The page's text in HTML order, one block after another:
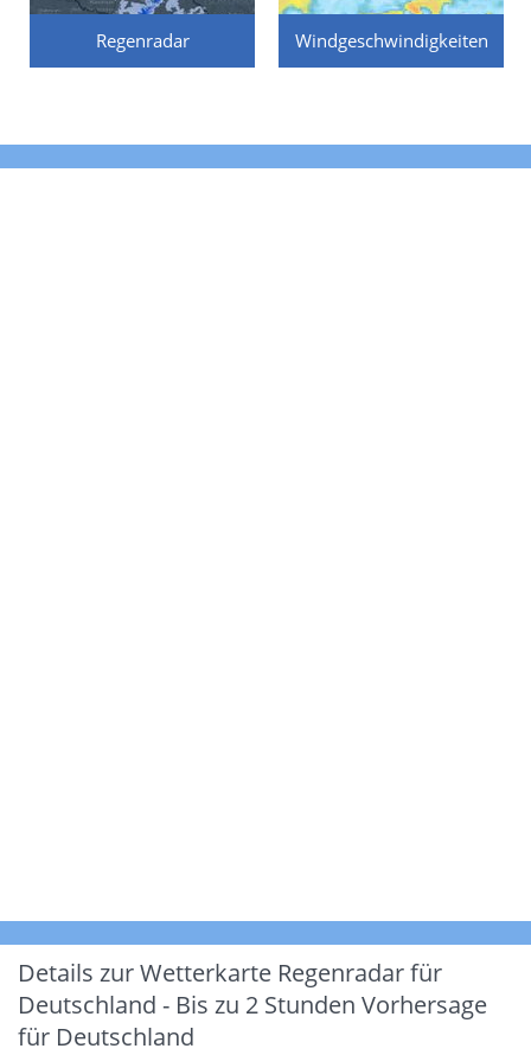
Regenradar Windgeschwindigkeiten
Details zur Wetterkarte Regenradar für
Deutschland - Bis zu 2 Stunden Vorhersage
für Deutschland